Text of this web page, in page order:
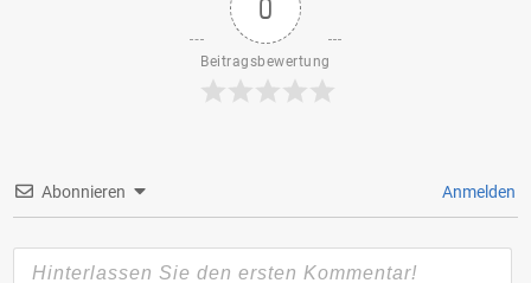
0
Beitragsbewertung
Abonnieren Anmelden